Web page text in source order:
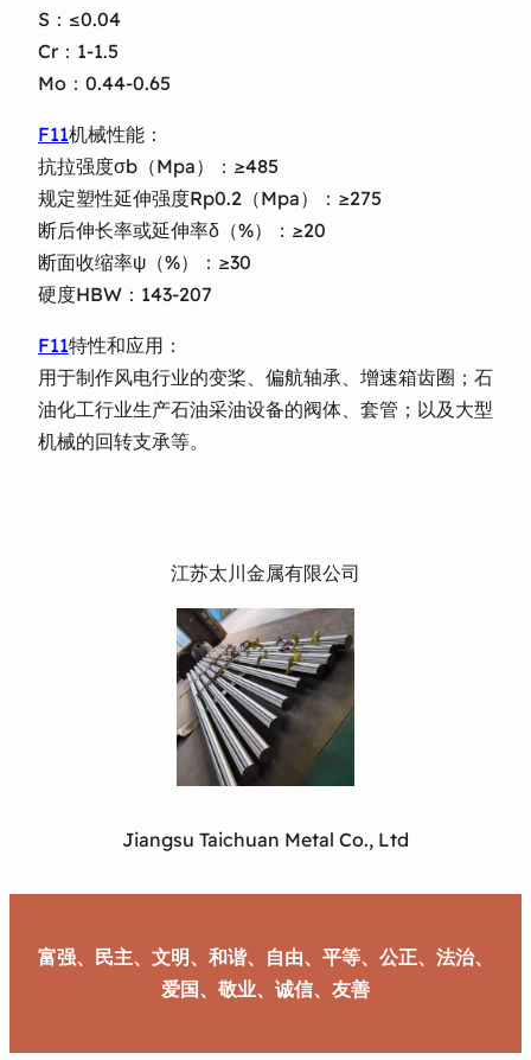
S：≤0.04
Cr：1-1.5
Mo：0.44-0.65
F11机械性能：
抗拉强度σb（Mpa）：≥485
规定塑性延伸强度Rp0.2（Mpa）：≥275
断后伸长率或延伸率δ（%）：≥20
断面收缩率ψ（%）：≥30
硬度HBW：143-207
F11特性和应用：
用于制作风电行业的变桨、偏航轴承、增速箱齿圈；石
油化工行业生产石油采油设备的阀体、套管；以及大型
机械的回转支承等。
江苏太川金属有限公司
Jiangsu Taichuan Metal Co., Ltd
富强、民主、文明、和谐、自由、平等、公正、法治、
爱国、敬业、诚信、友善